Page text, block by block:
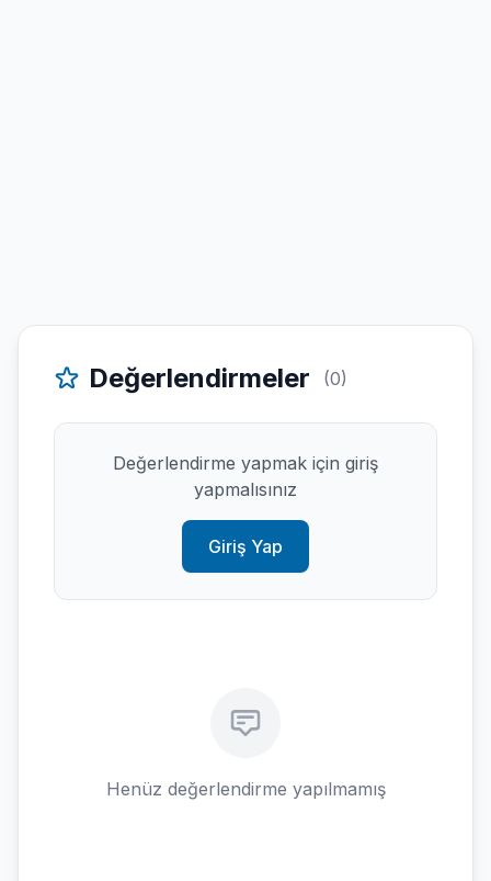
Değerlendirmeler (0)
Değerlendirme yapmak için giriş
yapmalısınız
Giriş Yap
Henüz değerlendirme yapılmamış